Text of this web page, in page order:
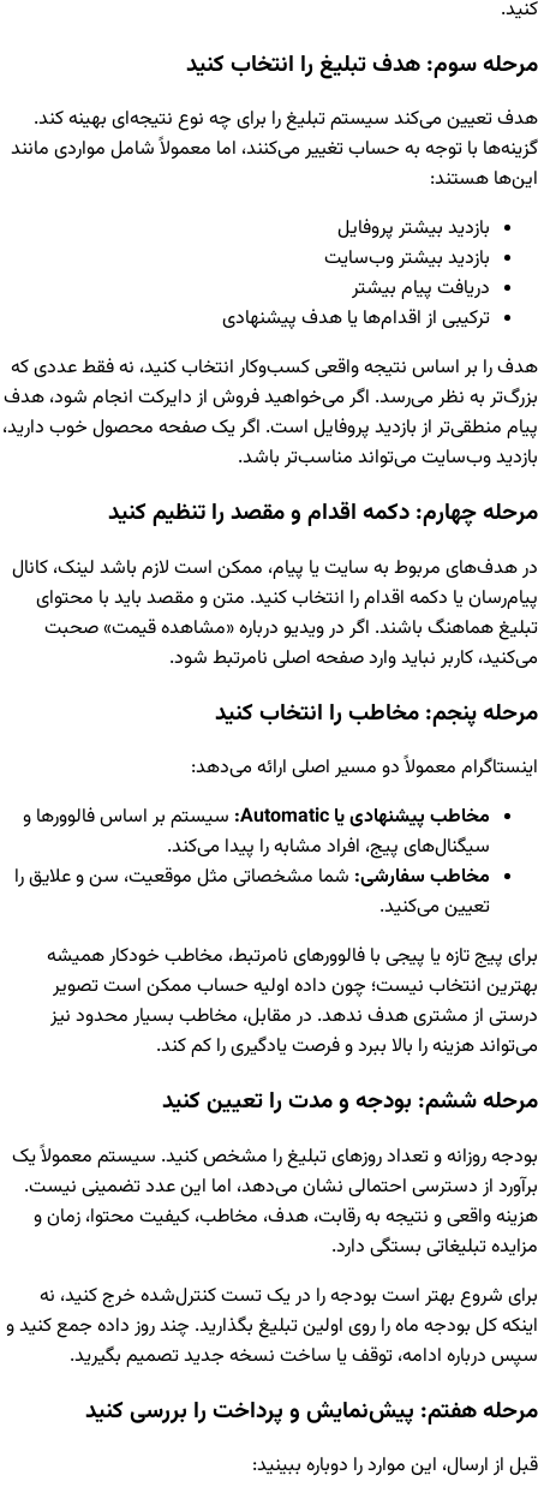
کنید.
مرحله سوم: هدف تبلیغ را انتخاب کنید
هدف تعیین می‌کند سیستم تبلیغ را برای چه نوع نتیجه‌ای بهینه کند.
گزینه‌ها با توجه به حساب تغییر می‌کنند، اما معمولاً شامل مواردی مانند
این‌ها هستند:
بازدید بیشتر پروفایل
بازدید بیشتر وب‌سایت
دریافت پیام بیشتر
ترکیبی از اقدام‌ها یا هدف پیشنهادی
هدف را بر اساس نتیجه واقعی کسب‌وکار انتخاب کنید، نه فقط عددی که
بزرگ‌تر به نظر می‌رسد. اگر می‌خواهید فروش از دایرکت انجام شود، هدف
پیام منطقی‌تر از بازدید پروفایل است. اگر یک صفحه محصول خوب دارید،
بازدید وب‌سایت می‌تواند مناسب‌تر باشد.
مرحله چهارم: دکمه اقدام و مقصد را تنظیم کنید
در هدف‌های مربوط به سایت یا پیام، ممکن است لازم باشد لینک، کانال
پیام‌رسان یا دکمه اقدام را انتخاب کنید. متن و مقصد باید با محتوای
تبلیغ هماهنگ باشند. اگر در ویدیو درباره «مشاهده قیمت» صحبت
می‌کنید، کاربر نباید وارد صفحه اصلی نامرتبط شود.
مرحله پنجم: مخاطب را انتخاب کنید
اینستاگرام معمولاً دو مسیر اصلی ارائه می‌دهد:
مخاطب پیشنهادی یا Automatic:
سیستم بر اساس فالوورها و
سیگنال‌های پیج، افراد مشابه را پیدا می‌کند.
مخاطب سفارشی: شما مشخصاتی مثل موقعیت، سن و علایق را
تعیین می‌کنید.
برای پیج تازه یا پیجی با فالوورهای نامرتبط، مخاطب خودکار همیشه
بهترین انتخاب نیست؛ چون داده اولیه حساب ممکن است تصویر
درستی از مشتری هدف ندهد. در مقابل، مخاطب بسیار محدود نیز
می‌تواند هزینه را بالا ببرد و فرصت یادگیری را کم کند.
مرحله ششم: بودجه و مدت را تعیین کنید
بودجه روزانه و تعداد روزهای تبلیغ را مشخص کنید. سیستم معمولاً یک
برآورد از دسترسی احتمالی نشان می‌دهد، اما این عدد تضمینی نیست.
هزینه واقعی و نتیجه به رقابت، هدف، مخاطب، کیفیت محتوا، زمان و
مزایده تبلیغاتی بستگی دارد.
برای شروع بهتر است بودجه را در یک تست کنترل‌شده خرج کنید، نه
اینکه کل بودجه ماه را روی اولین تبلیغ بگذارید. چند روز داده جمع کنید و
سپس درباره ادامه، توقف یا ساخت نسخه جدید تصمیم بگیرید.
مرحله هفتم: پیش‌نمایش و پرداخت را بررسی کنید
قبل از ارسال، این موارد را دوباره ببینید: